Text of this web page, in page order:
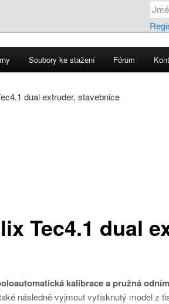
Soubory ke stažení Fórum
dual extruder, stavebnice
Tec4.1 dual
kalibrace a pružná
následně vyjmout vytisknutý model z